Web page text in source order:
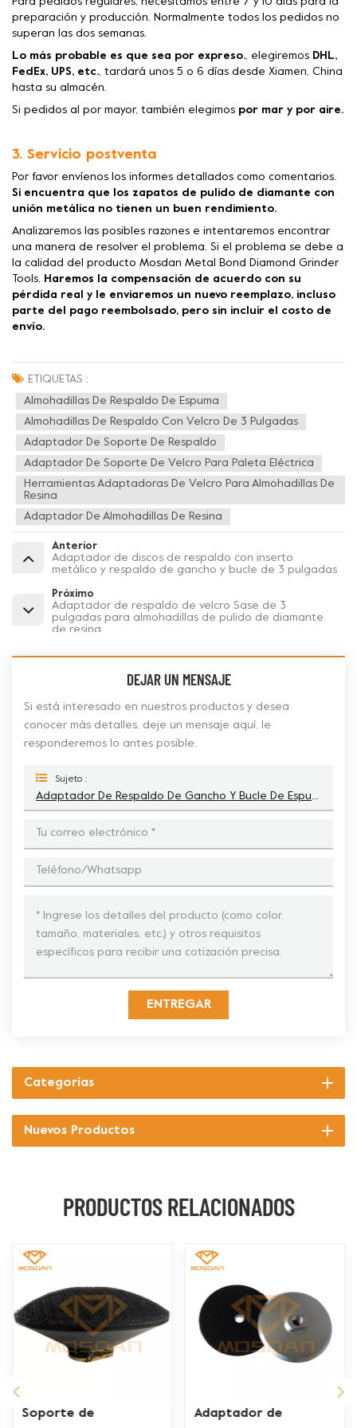
Para pedidos regulares, necesitamos entre 7 y 10 días para la
preparación y producción. Normalmente todos los pedidos no
superan las dos semanas.
Lo más probable es que sea por expreso., elegiremos DHL,
FedEx, UPS, etc., tardará unos 5 o 6 días desde Xiamen, China
hasta su almacén.
Si pedidos al por mayor, también elegimos por mar y por aire.
3. Servicio postventa
Por favor envíenos los informes detallados como comentarios.
Si encuentra que los zapatos de pulido de diamante con
unión metálica no tienen un buen rendimiento.
Analizaremos las posibles razones e intentaremos encontrar
una manera de resolver el problema. Si el problema se debe a
la calidad del producto Mosdan Metal Bond Diamond Grinder
Tools, Haremos la compensación de acuerdo con su
pérdida real y le enviaremos un nuevo reemplazo, incluso
parte del pago reembolsado, pero sin incluir el costo de
envío.
ETIQUETAS :
Almohadillas De Respaldo De Espuma
Almohadillas De Respaldo Con Velcro De 3 Pulgadas
Adaptador De Soporte De Respaldo
Adaptador De Soporte De Velcro Para Paleta Eléctrica
Herramientas Adaptadoras De Velcro Para Almohadillas De
Resina
Adaptador De Almohadillas De Resina
Anterior
Adaptador de discos de respaldo con inserto
metálico y respaldo de gancho y bucle de 3 pulgadas
Próximo
Adaptador de respaldo de velcro Sase de 3
pulgadas para almohadillas de pulido de diamante
de resina
DEJAR UN MENSAJE
Si está interesado en nuestros productos y desea
conocer más detalles, deje un mensaje aquí, le
responderemos lo antes posible.
Sujeto :
Adaptador De Respaldo De Gancho Y Bucle De Espuma De 3 Pulgadas Para Discos De Almohadillas De Pulido
ENTREGAR
Categorías
Nuevos Productos
PRODUCTOS RELACIONADOS
Soporte de
Adaptador de